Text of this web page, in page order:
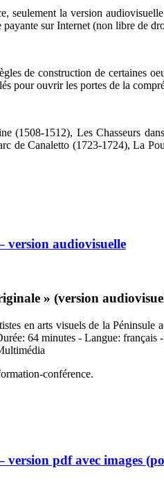
seulement la version
sur Internet (non libre de
de construction de certaines
pour ouvrir les portes de la
(1508-1512), Les Chasseurs
de Canaletto (1723-1724), La
version audiovisuelle
» (version
en arts visuels de la
64 minutes - Langue:
conférence.
pdf avec images